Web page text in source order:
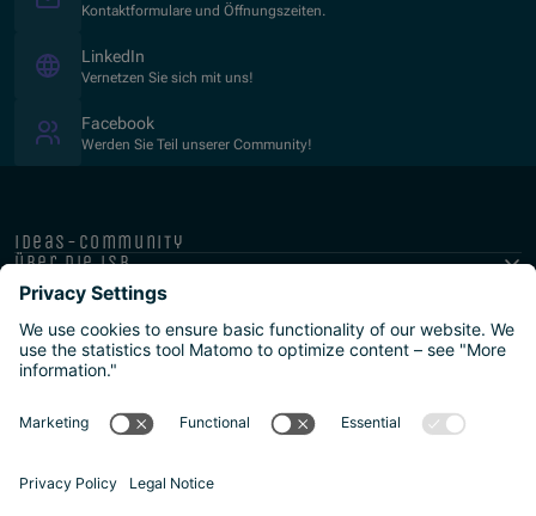
Kontaktformulare und Öffnungszeiten.
LinkedIn
Vernetzen Sie sich mit uns!
Facebook(Opens in new window)
Werden Sie Teil unserer Community!
ideas-community
über die isb
public-private
programme
newsletter
presse